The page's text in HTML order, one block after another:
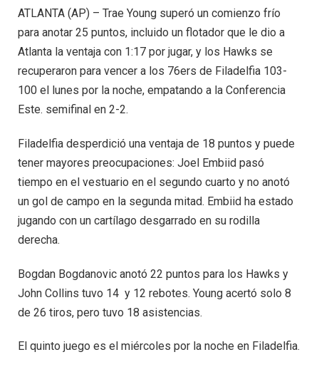
ATLANTA (AP) – Trae Young superó un comienzo frío
para anotar 25 puntos, incluido un flotador que le dio a
Atlanta la ventaja con 1:17 por jugar, y los Hawks se
recuperaron para vencer a los 76ers de Filadelfia 103-
100 el lunes por la noche, empatando a la Conferencia
Este. semifinal en 2-2.
Filadelfia desperdició una ventaja de 18 puntos y puede
tener mayores preocupaciones: Joel Embiid pasó
tiempo en el vestuario en el segundo cuarto y no anotó
un gol de campo en la segunda mitad. Embiid ha estado
jugando con un cartílago desgarrado en su rodilla
derecha.
Bogdan Bogdanovic anotó 22 puntos para los Hawks y
John Collins tuvo 14 y 12 rebotes. Young acertó solo 8
de 26 tiros, pero tuvo 18 asistencias.
El quinto juego es el miércoles por la noche en Filadelfia.